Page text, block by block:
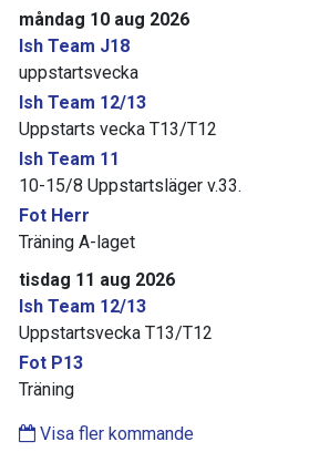
måndag 10 aug 2026
Ish Team J18
uppstartsvecka
Ish Team 12/13
Uppstarts vecka T13/T12
Ish Team 11
10-15/8 Uppstartsläger v.33.
Fot Herr
Träning A-laget
tisdag 11 aug 2026
Ish Team 12/13
Uppstartsvecka T13/T12
Fot P13
Träning
Visa fler kommande